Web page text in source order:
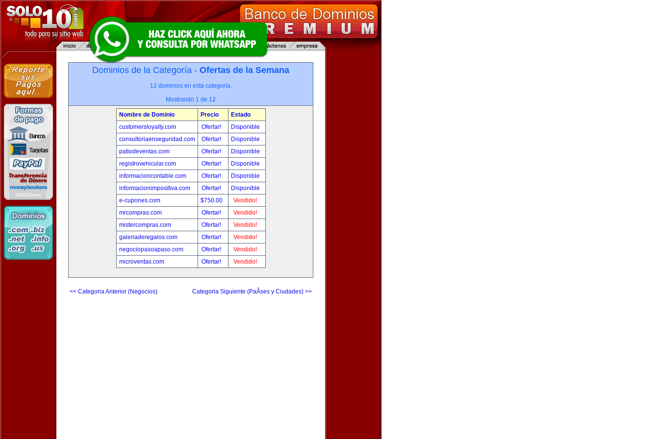
Dominios de la Categoría - Ofertas de la Semana
12 dominios en esta categoría.
Mostrando 1 de 12
Nombre de Dominio Precio
Estado
customersloyalty.com
Ofertar!
Disponible
consultoriaenseguridad.com
Ofertar!
Disponible
patiodeventas.com
Ofertar!
Disponible
registrovehicular.com
Ofertar!
Disponible
informacioncontable.com
Ofertar!
Disponible
informacionimpositiva.com
Ofertar!
Disponible
e-cupones.com
$750.00
Vendido!
mrcompras.com
Ofertar!
Vendido!
mistercompras.com
Ofertar!
Vendido!
galeriaderegalos.com
Ofertar!
Vendido!
negociopasoapaso.com
Ofertar!
Vendido!
microventas.com
Ofertar! Vendido!
<< Categoria Anterior (Negocios) Categoria Siguiente (PaÃ­ses y Ciudades) >>